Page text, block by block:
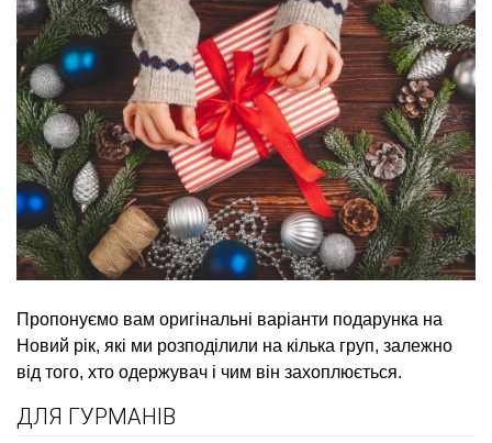
Пропонуємо вам оригінальні варіанти подарунка на
Новий рік, які ми розподілили на кілька груп, залежно
від того, хто одержувач і чим він захоплюється.
ДЛЯ ГУРМАНІВ